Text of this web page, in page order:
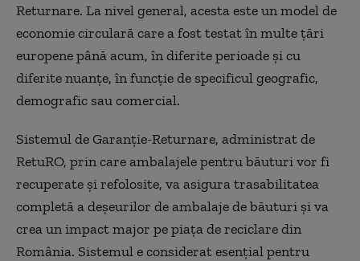
Returnare. La nivel general, acesta este un model de
economie circulară care a fost testat în multe țări
europene până acum, în diferite perioade și cu
diferite nuanțe, în funcție de specificul geografic,
demografic sau comercial.
Sistemul de Garanție-Returnare, administrat de
RetuRO, prin care ambalajele pentru băuturi vor fi
recuperate și refolosite, va asigura trasabilitatea
completă a deșeurilor de ambalaje de băuturi și va
crea un impact major pe piața de reciclare din
România. Sistemul e considerat esențial pentru